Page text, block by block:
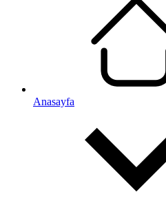
Anasayfa